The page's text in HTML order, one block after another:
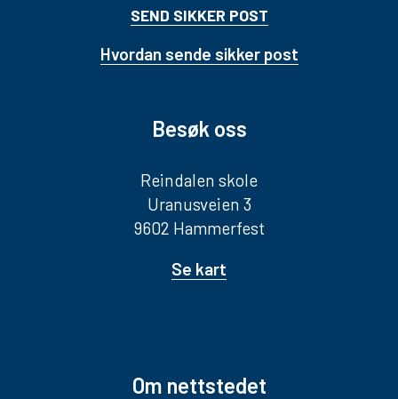
SEND SIKKER POST
Hvordan sende sikker post
Besøk oss
Reindalen skole
Uranusveien 3
9602 Hammerfest
Se kart
Om nettstedet